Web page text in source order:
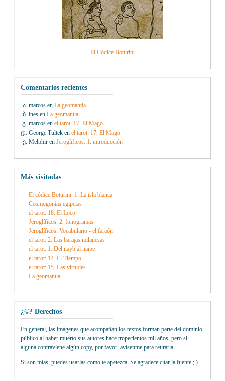
El Códice Boturini
Comentarios recientes
marcos enLa geomantia
ines enLa geomantia
marcos enel tarot: 17. El Mago
George Tultek enel tarot: 17. El Mago
Melphir enJeroglíficos: 1. introducción
Más visitadas
El códice Boturini: 1. La isla blanca
Cosmogonías egipcias
el tarot: 18. El Loco
Jeroglíficos: 2. fonogramas
Jeroglíficos: Vocabulario - el faraón
el tarot: 2. Las barajas milanesas
el tarot: 1. Del nayb al naipe
el tarot: 14. El Tiempo
el tarot: 15. Las virtudes
La geomantia
¿©? Derechos
En general, las imágenes que acompañan los textos forman parte del dominio
público al haber muerto sus autores hace tropecientos mil años, pero si
alguna contraviene algún copy, por favor, avísenme para retirarla.
Si son mías, puedes usarlas como te apetezca. Se agradece citar la fuente ; )